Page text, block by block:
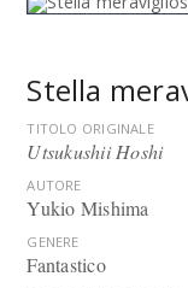
Stella
TITOLO ORIGINALE
Utsukushii Hoshi
AUTORE
Yukio Mishima
GENERE
Fantastico